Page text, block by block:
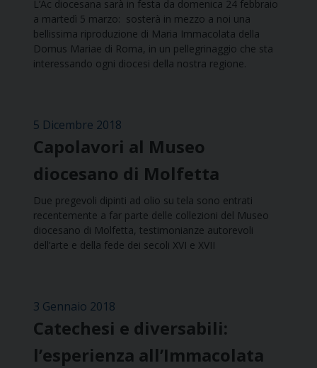
L’Ac diocesana sarà in festa da domenica 24 febbraio
a martedì 5 marzo: sosterà in mezzo a noi una
bellissima riproduzione di Maria Immacolata della
Domus Mariae di Roma, in un pellegrinaggio che sta
interessando ogni diocesi della nostra regione.
5 Dicembre 2018
Capolavori al Museo
diocesano di Molfetta
Due pregevoli dipinti ad olio su tela sono entrati
recentemente a far parte delle collezioni del Museo
diocesano di Molfetta, testimonianze autorevoli
dell’arte e della fede dei secoli XVI e XVII
3 Gennaio 2018
Catechesi e diversabili:
l’esperienza all’Immacolata